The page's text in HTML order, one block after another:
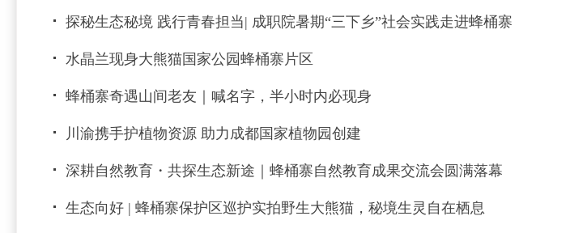
探秘生态秘境 践行青春担当| 成职院暑期“三下乡”社会实践走进蜂桶寨
水晶兰现身大熊猫国家公园蜂桶寨片区
蜂桶寨奇遇山间老友｜喊名字，半小时内必现身
川渝携手护植物资源 助力成都国家植物园创建
深耕自然教育・共探生态新途｜蜂桶寨自然教育成果交流会圆满落幕
生态向好 | 蜂桶寨保护区巡护实拍野生大熊猫，秘境生灵自在栖息